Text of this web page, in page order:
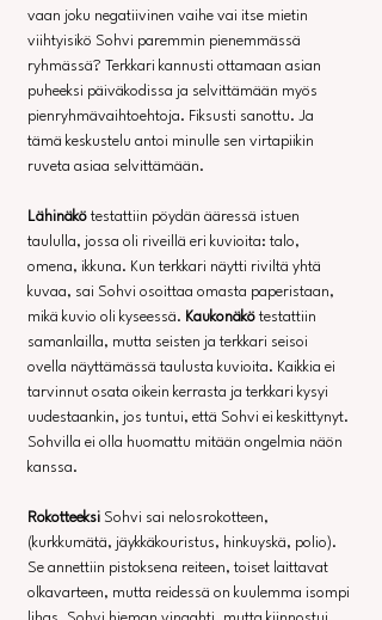
vaan joku negatiivinen vaihe vai itse mietin
viihtyisikö Sohvi paremmin pienemmässä
ryhmässä? Terkkari kannusti ottamaan asian
puheeksi päiväkodissa ja selvittämään myös
pienryhmävaihtoehtoja. Fiksusti sanottu. Ja
tämä keskustelu antoi minulle sen virtapiikin
ruveta asiaa selvittämään.
Lähinäkö testattiin pöydän ääressä istuen
taululla, jossa oli riveillä eri kuvioita: talo,
omena, ikkuna. Kun terkkari näytti riviltä yhtä
kuvaa, sai Sohvi osoittaa omasta paperistaan,
mikä kuvio oli kyseessä. Kaukonäkö testattiin
samanlailla, mutta seisten ja terkkari seisoi
ovella näyttämässä taulusta kuvioita. Kaikkia ei
tarvinnut osata oikein kerrasta ja terkkari kysyi
uudestaankin, jos tuntui, että Sohvi ei keskittynyt.
Sohvilla ei olla huomattu mitään ongelmia näön
kanssa.
Rokotteeksi Sohvi sai nelosrokotteen,
(kurkkumätä, jäykkäkouristus, hinkuyskä, polio).
Se annettiin pistoksena reiteen, toiset laittavat
olkavarteen, mutta reidessä on kuulemma isompi